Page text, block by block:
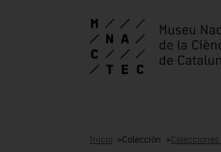
Inicio Colección